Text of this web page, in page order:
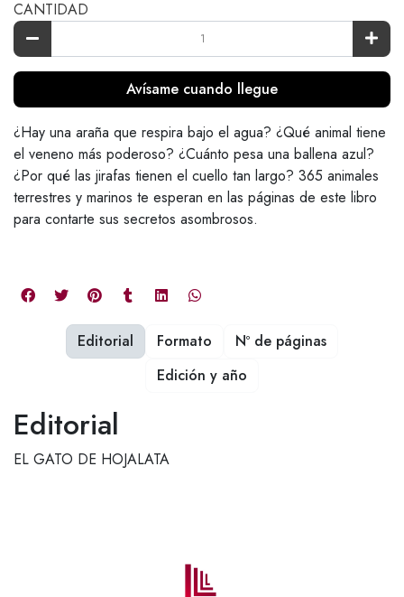
CANTIDAD
Avísame cuando llegue
¿Hay una araña que respira bajo el agua? ¿Qué animal tiene
el veneno más poderoso? ¿Cuánto pesa una ballena azul?
¿Por qué las jirafas tienen el cuello tan largo? 365 animales
terrestres y marinos te esperan en las páginas de este libro
para contarte sus secretos asombrosos.
Editorial
EL GATO DE HOJALATA
Editorial Formato
Nº de páginas
Edición y año